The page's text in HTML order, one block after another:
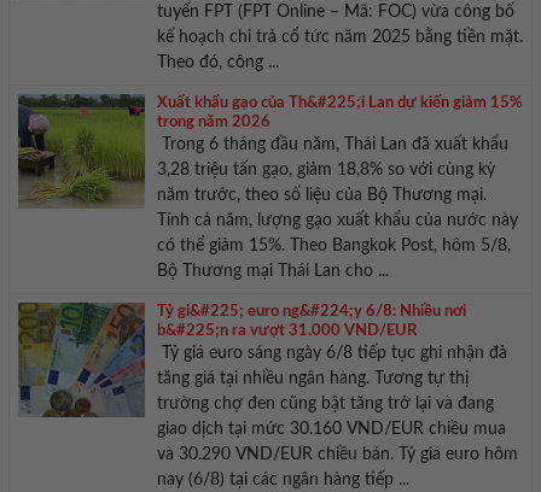
tuyến FPT (FPT Online – Mã: FOC) vừa công bố
kế hoạch chi trả cổ tức năm 2025 bằng tiền mặt.
Theo đó, công ...
Xuất khẩu gạo của Th&#225;i Lan dự kiến giảm 15%
trong năm 2026
Trong 6 tháng đầu năm, Thái Lan đã xuất khẩu
3,28 triệu tấn gạo, giảm 18,8% so với cùng kỳ
năm trước, theo số liệu của Bộ Thương mại.
Tính cả năm, lượng gạo xuất khẩu của nước này
có thể giảm 15%. Theo Bangkok Post, hôm 5/8,
Bộ Thương mại Thái Lan cho ...
Tỷ gi&#225; euro ng&#224;y 6/8: Nhiều nơi
b&#225;n ra vượt 31.000 VND/EUR
Tỷ giá euro sáng ngày 6/8 tiếp tục ghi nhận đà
tăng giá tại nhiều ngân hàng. Tương tự thị
trường chợ đen cũng bật tăng trở lại và đang
giao dịch tại mức 30.160 VND/EUR chiều mua
và 30.290 VND/EUR chiều bán. Tỷ giá euro hôm
nay (6/8) tại các ngân hàng tiếp ...